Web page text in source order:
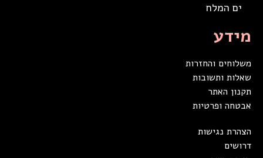
ים המלח
מידע
משלוחים והחזרות
שאלות ותשובות
תקנון האתר
אבטחה ופרטיות
הצהרת נגישות
דרושים